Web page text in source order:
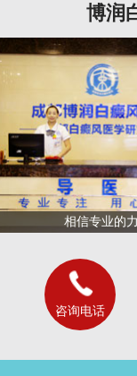
博润
相信专业的
咨询电话